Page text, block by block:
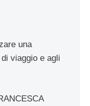
una
viaggio e agli